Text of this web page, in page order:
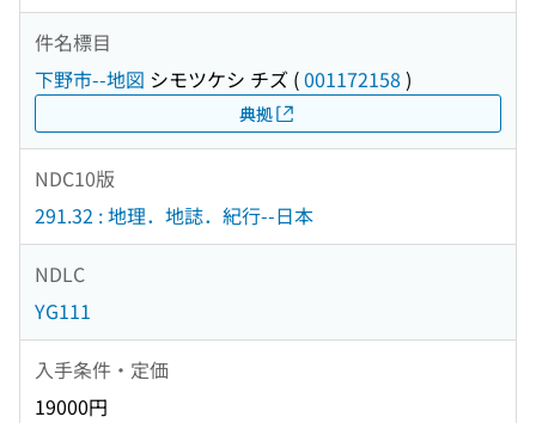
件名標目
下野市--地図 シモツケシ チズ (001172158 )
典拠
NDC10版
291.32 : 地理．地誌．紀行--日本
NDLC
YG111
入手条件・定価
19000円